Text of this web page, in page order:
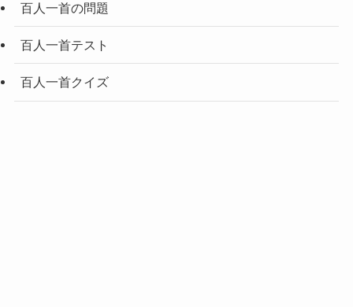
百人一首の問題
百人一首テスト
百人一首クイズ